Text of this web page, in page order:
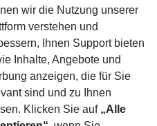
Hotelbeschreibung
- Garden Haven
Garden Haven ist
Am Strand sind
wir die Nutzung unserer
verstehen und
Ihnen Support bieten
Inhalte, Angebote und
anzeigen, die für Sie
sind und zu Ihnen
Klicken Sie auf „Alle